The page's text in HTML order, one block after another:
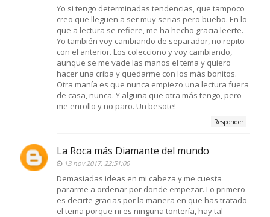
Yo si tengo determinadas tendencias, que tampoco
creo que lleguen a ser muy serias pero buebo. En lo
que a lectura se refiere, me ha hecho gracia leerte.
Yo también voy cambiando de separador, no repito
con el anterior. Los colecciono y voy cambiando,
aunque se me vade las manos el tema y quiero
hacer una criba y quedarme con los más bonitos.
Otra manía es que nunca empiezo una lectura fuera
de casa, nunca. Y alguna que otra más tengo, pero
me enrollo y no paro. Un besote!
Responder
La Roca más Diamante del mundo
13 nov 2017, 22:51:00
Demasiadas ideas en mi cabeza y me cuesta
pararme a ordenar por donde empezar. Lo primero
es decirte gracias por la manera en que has tratado
el tema porque ni es ninguna tontería, hay tal